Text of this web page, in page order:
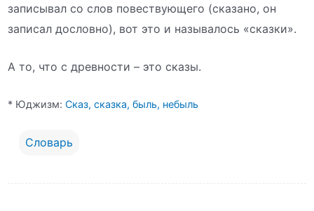
записывал со слов повествующего (сказано, он
записал дословно), вот это и называлось «сказки».
А то, что с древности – это сказы.
* Юджизм:Сказ, сказка, быль, небыль
Словарь